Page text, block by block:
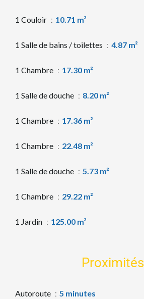
1 Couloir 10.71 m²
1 Salle de bains / toilettes 4.87 m²
1 Chambre 17.30 m²
1 Salle de douche 8.20 m²
1 Chambre 17.36 m²
1 Chambre 22.48 m²
1 Salle de douche 5.73 m²
1 Chambre 29.22 m²
1 Jardin 125.00 m²
Proximités
Autoroute 5 minutes